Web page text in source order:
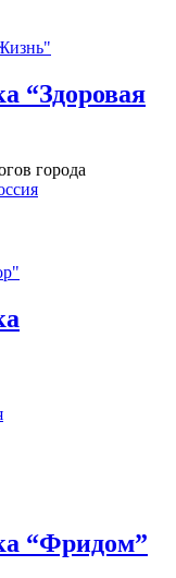
“Здоровая
города
“Фридом”